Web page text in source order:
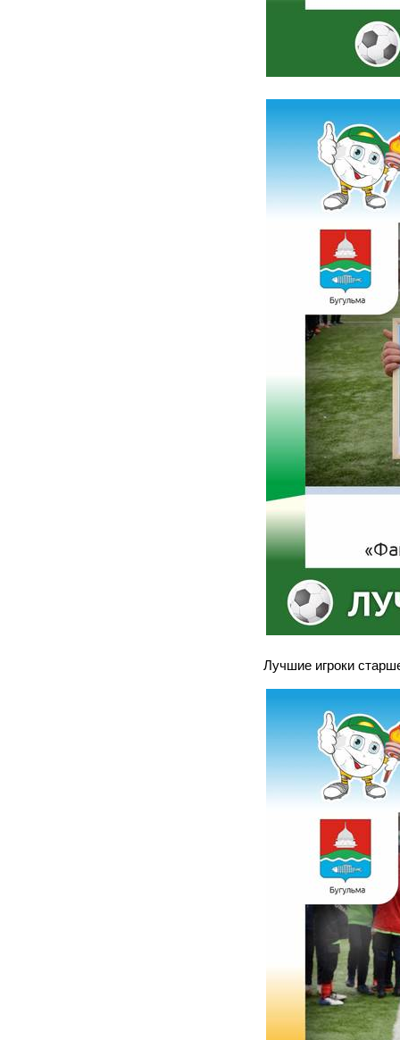
Лучшие игроки